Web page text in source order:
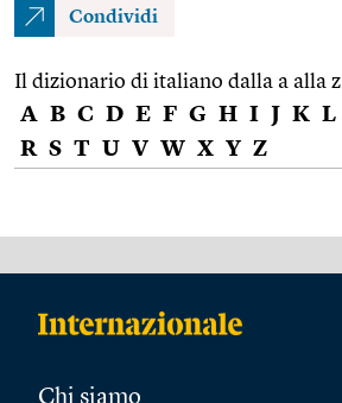
Condividi
Il dizionario di italiano dalla a alla z
A B C D E F G H I J K L
R S T U V W X Y Z
Chi siamo